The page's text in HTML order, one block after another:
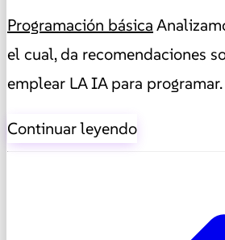
Programación básica
el cual, da recomendaciones
emplear LA IA para programar.
Continuar leyendo